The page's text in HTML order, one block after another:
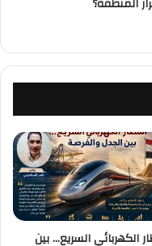
الكهربائي السريع… بين